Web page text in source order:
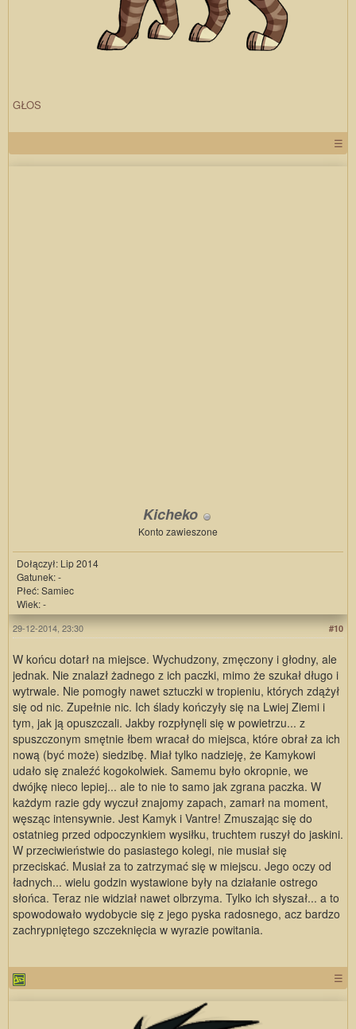
GŁOS
☰
Kicheko
Konto zawieszone
Dołączył: Lip 2014
Gatunek: -
Płeć: Samiec
Wiek: -
#10
29-12-2014, 23:30
W końcu dotarł na miejsce. Wychudzony, zmęczony i głodny, ale
jednak. Nie znalazł żadnego z ich paczki, mimo że szukał długo i
wytrwale. Nie pomogły nawet sztuczki w tropieniu, których zdążył
się od nic. Zupełnie nic. Ich ślady kończyły się na Lwiej Ziemi i
tym, jak ją opuszczali. Jakby rozpłynęli się w powietrzu... z
spuszczonym smętnie łbem wracał do miejsca, które obrał za ich
nową (być może) siedzibę. Miał tylko nadzieję, że Kamykowi
udało się znaleźć kogokolwiek. Samemu było okropnie, we
dwójkę nieco lepiej... ale to nie to samo jak zgrana paczka. W
każdym razie gdy wyczuł znajomy zapach, zamarł na moment,
węsząc intensywnie. Jest Kamyk i Vantre! Zmuszając się do
ostatnieg przed odpoczynkiem wysiłku, truchtem ruszył do jaskini.
W przeciwieństwie do pasiastego kolegi, nie musiał się
przeciskać. Musiał za to zatrzymać się w miejscu. Jego oczy od
ładnych... wielu godzin wystawione były na działanie ostrego
słońca. Teraz nie widział nawet olbrzyma. Tylko ich słyszał... a to
spowodowało wydobycie się z jego pyska radosnego, acz bardzo
zachrypniętego szczeknięcia w wyrazie powitania.
☰